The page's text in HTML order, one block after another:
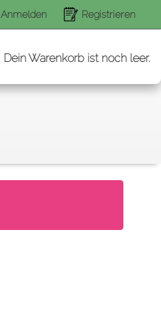
Anmelden Registrieren
Dein Warenkorb ist noch leer.